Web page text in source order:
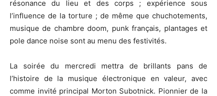
résonance du lieu et des corps ; expérience sous
l’influence de la torture ; de même que chuchotements,
musique de chambre doom, punk français, plantages et
pole dance noise sont au menu des festivités.
La soirée du mercredi mettra de brillants pans de
l’histoire de la musique électronique en valeur, avec
comme invité principal Morton Subotnick. Pionnier de la